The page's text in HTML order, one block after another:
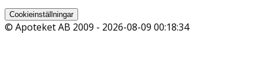
Cookieinställningar
© Apoteket AB 2009 - 2026-08-09 00:18:34